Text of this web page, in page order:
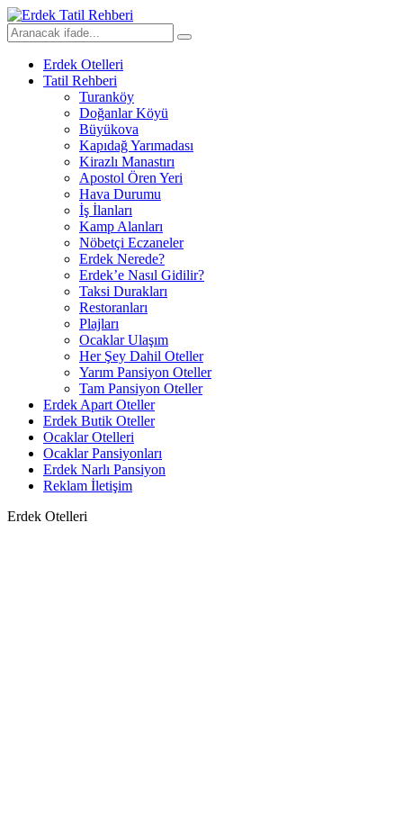
Erdek Otelleri
Tatil Rehberi
Turanköy
Doğanlar Köyü
Büyükova
Kapıdağ Yarımadası
Kirazlı Manastırı
Apostol Ören Yeri
Hava Durumu
İş İlanları
Kamp Alanları
Nöbetçi Eczaneler
Erdek Nerede?
Erdek’e Nasıl Gidilir?
Taksi Durakları
Restoranları
Plajları
Ocaklar Ulaşım
Her Şey Dahil Oteller
Yarım Pansiyon Oteller
Tam Pansiyon Oteller
Erdek Apart Oteller
Erdek Butik Oteller
Ocaklar Otelleri
Ocaklar Pansiyonları
Erdek Narlı Pansiyon
Reklam İletişim
Erdek Otelleri